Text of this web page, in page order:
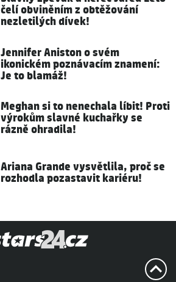
čelí obviněním z obtěžování
nezletilých dívek!
Jennifer Aniston o svém
ikonickém poznávacím znamení:
Je to blamáž!
Meghan si to nenechala líbit! Proti
výrokům slavné kuchařky se
rázně ohradila!
Ariana Grande vysvětlila, proč se
rozhodla pozastavit kariéru!